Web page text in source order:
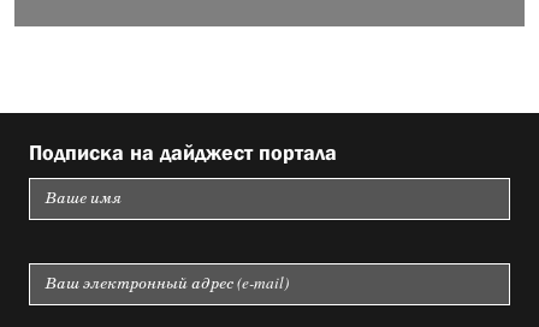
Подписка на дайджест портала